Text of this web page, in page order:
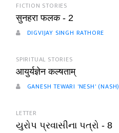
FICTION STORIES
सुनहरा फलक - 2
DIGVIJAY SINGH RATHORE
SPIRITUAL STORIES
आयुर्यज्ञेन कल्षताम्
GANESH TEWARI 'NESH' (NASH)
LETTER
યુરોપ પ્રવાસીના પત્રો - 8